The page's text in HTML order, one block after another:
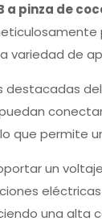
a pinza de
variedad de
que permite
un
una alta